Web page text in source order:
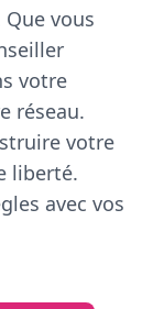
vous
votre
réseau.
votre
liberté.
avec vos